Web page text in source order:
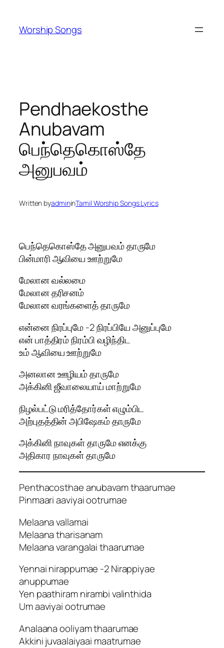
content
Worship Songs
Pendhaekosthe
Anubavam
பெந்தெகொஸ்தே
அனுபவம்
Written byadmininTamil Worship Songs Lyrics
பெந்தெகொஸ்தே அனுபவம் தாருமே
பின்மாரி ஆவியை ஊற்றுமே
மேலான வல்லமை
மேலான தரிசனம்
மேலான வரங்களைத் தாருமே
என்னை நிரப்புமே -2 நிரப்பியே அனுப்புமே
என் பாத்திரம் நிரம்பி வழிந்திட
உம் ஆவியை ஊற்றுமே
அனலான ஊழியம் தாருமே
அக்கினி ஜீவாலையாய் மாற்றுமே
நிழல்பட்டு மரித்தோர்கள் எழும்பிட
அற்புதத்தின் அபிஷேகம் தாருமே
அக்கினி நாவுகள் தாருமே எனக்கு
அதிகார நாவுகள் தாருமே
Penthacosthae anubavam thaarumae
Pinmaari aaviyai ootrumae
Melaana vallamai
Melaana tharisanam
Melaana varangalai thaarumae
Yennai nirappumae -2 Nirappiyae
anuppumae
Yen paathiram nirambi valinthida
Um aaviyai ootrumae
Analaana ooliyam thaarumae
Akkini juvaalaiyaai maatrumae